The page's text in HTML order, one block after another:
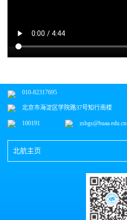
010-82317695
北京市海淀区学院路37号知行南楼
100191 zsbgs@buaa.edu.cn
北航主页